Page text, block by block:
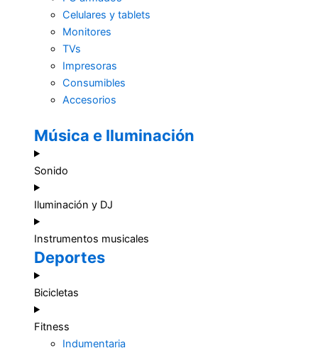
Celulares y tablets
Monitores
TVs
Impresoras
Consumibles
Accesorios
Música e Iluminación
Sonido
Iluminación y DJ
Instrumentos musicales
Deportes
Bicicletas
Fitness
Indumentaria